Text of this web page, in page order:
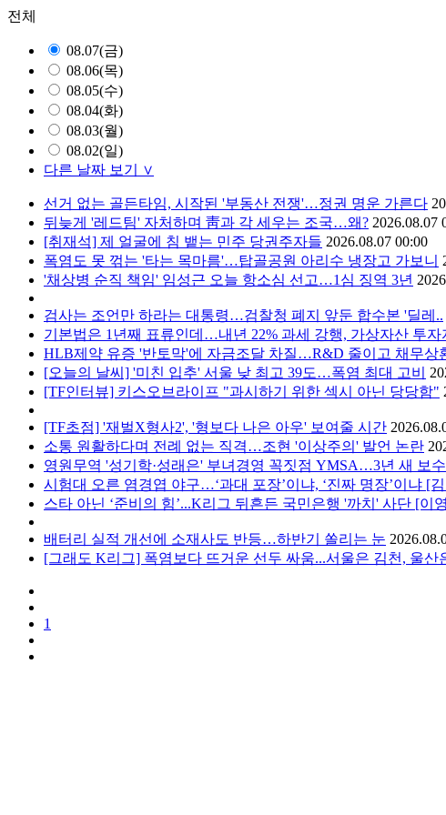
전체
08.07(금)
08.06(목)
08.05(수)
08.04(화)
08.03(월)
08.02(일)
다른 날짜 보기 ∨
선거 없는 골든타임, 시작된 '부동산 전쟁'…정권 명운 가른다
뒤늦게 '레드팀' 자처하며 靑과 각 세우는 조국…왜? 2026.08.07
[취재석] 제 얼굴에 침 뱉는 민주 당권주자들 2026.08.07 00:00
폭염도 못 꺾는 '타는 목마름'…탑골공원 아리수 냉장고 가보니
'채상병 순직 책임' 임성근 오늘 항소심 선고…1심 징역 3년
검사는 조언만 하라는 대통령…검찰청 폐지 앞둔 합수본 '딜레..
기본법은 1년째 표류인데…내년 22% 과세 강행, 가상자산 투자
HLB제약 유증 '반토막'에 자금조달 차질…R&D 줄이고 채무상
[오늘의 날씨] '미친 입추' 서울 낮 최고 39도…폭염 최대 고비
[TF인터뷰] 키스오브라이프 "과시하기 위한 섹시 아닌 당당함"
[TF초점] '재벌X형사2', '형보다 나은 아우' 보여줄 시간
소통 원활하다며 전례 없는 직격…조현 '이상주의' 발언 논란
영원무역 '성기학·성래은' 부녀경영 꼭짓점 YMSA…3년 새 보수
시험대 오른 염경엽 야구…‘과대 포장’이냐, ‘진짜 명장’이냐 [김
스타 아닌 ‘준비의 힘’...K리그 뒤흔든 국민은행 '까치' 사단 [이
배터리 실적 개선에 소재사도 반등…하반기 쏠리는 눈
[그래도 K리그] 폭염보다 뜨거운 선두 싸움...서울은 김천, 울산
1